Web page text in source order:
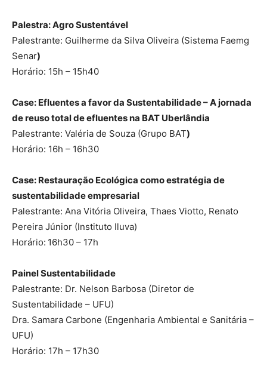
Palestra: Agro Sustentável
Palestrante: Guilherme da Silva Oliveira (Sistema Faemg
Senar)
Horário: 15h – 15h40
Case: Efluentes a favor da Sustentabilidade – A jornada
de reuso total de efluentes na BAT Uberlândia
Palestrante: Valéria de Souza (Grupo BAT)
Horário: 16h – 16h30
Case: Restauração Ecológica como estratégia de
sustentabilidade empresarial
Palestrante: Ana Vitória Oliveira, Thaes Viotto, Renato
Pereira Júnior (Instituto Iluva)
Horário: 16h30 – 17h
Painel Sustentabilidade
Palestrante: Dr. Nelson Barbosa (Diretor de
Sustentabilidade – UFU)
Dra. Samara Carbone (Engenharia Ambiental e Sanitária –
UFU)
Horário: 17h – 17h30